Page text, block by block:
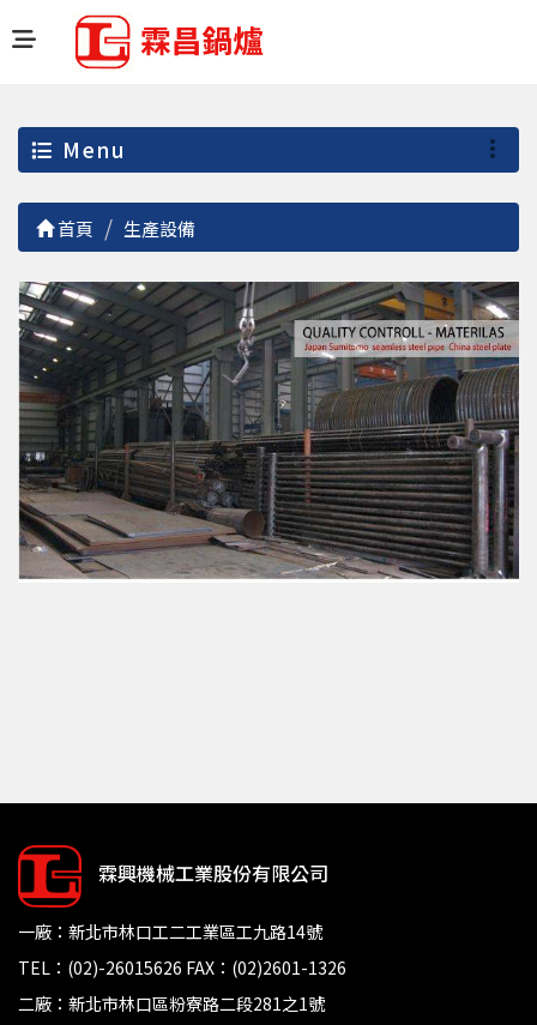
Menu
首頁 生產設備
霖興機械工業股份有限公司
一廠：新北市林口工二工業區工九路14號
TEL：(02)-26015626 FAX：(02)2601-1326
二廠：新北市林口區粉寮路二段281之1號